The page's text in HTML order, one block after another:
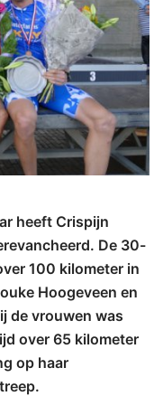
heeft Crispijn
De 30-
100 kilometer in
Hoogeveen en
de vrouwen was
over 65 kilometer
op haar